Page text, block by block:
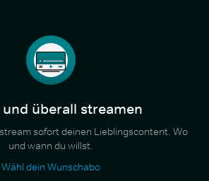
überall streamen
sofort deinen Lieblingscontent. Wo
und wann du willst.
Wähl dein Wunschabo